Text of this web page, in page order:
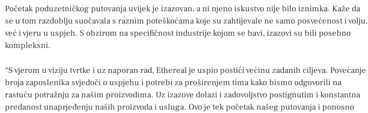
Početak poduzetničkog putovanja uvijek je izazovan, a ni njeno iskustvo nije bilo iznimka. Kaže da
se u tom razdoblju suočavala s raznim poteškoćama koje su zahtijevale ne samo posvećenost i volju,
već i vjeru u uspjeh. S obzirom na specifičnost industrije kojom se bavi, izazovi su bili posebno
kompleksni.
“S vjerom u viziju tvrtke i uz naporan rad, Ethereal je uspio postići većinu zadanih ciljeva. Povećanje
broja zaposlenika svjedoči o uspjehu i potrebi za proširenjem tima kako bismo odgovorili na
rastuću potražnju za našim proizvodima. Uz izazove dolazi i zadovoljstvo postignutim i konstantna
predanost unaprjeđenju naših proizvoda i usluga. Ovo je tek početak našeg putovanja i ponosno